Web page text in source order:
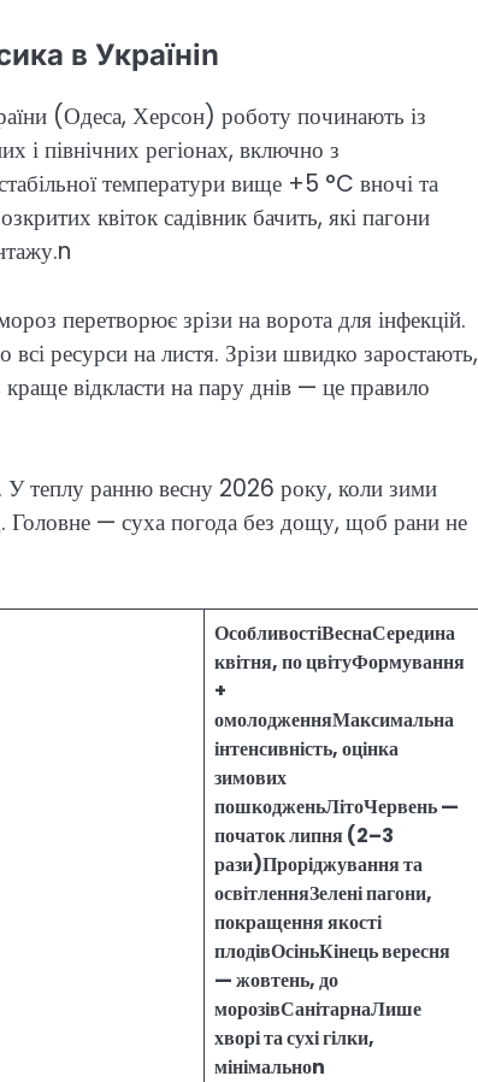
в Україніn
(Одеса, Херсон) роботу починають із
і північних регіонах, включно з
температури вище +5 °C вночі та
квіток садівник бачить, які пагони
перетворює зрізи на ворота для інфекцій.
ресурси на листя. Зрізи швидко заростають,
відкласти на пару днів — це правило
У теплу ранню весну 2026 року, коли зими
Головне — суха погода без дощу, щоб рани не
ОсобливостіВеснаСередина
квітня, по цвітуФормування
+
омолодженняМаксимальна
інтенсивність, оцінка
зимових
пошкодженьЛітоЧервень —
початок липня (2–3
рази)Проріджування та
освітленняЗелені пагони,
покращення якості
плодівОсіньКінець вересня
— жовтень, до
морозівСанітарнаЛише
хворі та сухі гілки,
мінімальноn